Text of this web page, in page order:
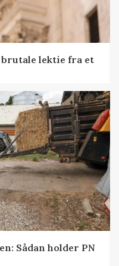
lektie fra et
Sådan holder PN